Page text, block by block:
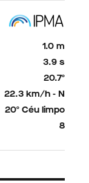
1.0 m
3.9 s
20.7º
22.3 km/h - N
20º Céu limpo
8